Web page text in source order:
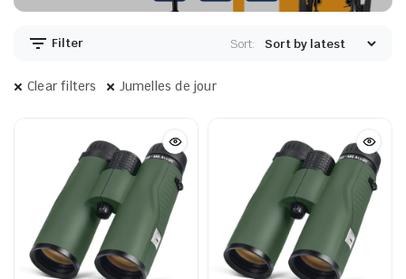
Filter Sort:
Clear filters Jumelles de jour